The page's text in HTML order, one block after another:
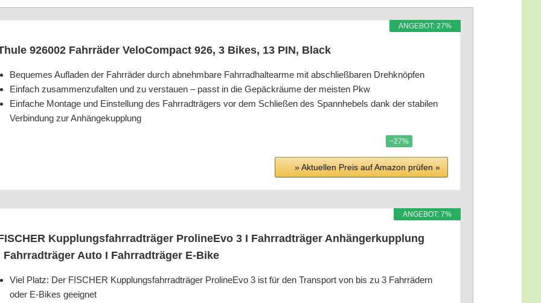
ANGE­BOT: 27%
926002 Fahr­rä­der Velo­Com­pact 926, 3 Bikes, 13 PIN, Black
Beque­mes Auf­la­den der Fahr­rä­der durch abnehm­ba­re Fahr­rad­hal­te­ar­me mit abschließ­ba­ren Drehknöpfen
Ein­fach zusam­men­zu­fal­ten und zu ver­stau­en – passt in die Gepäck­räu­me der meis­ten Pkw
Ein­fa­che Mon­ta­ge und Ein­stel­lung des Fahr­rad­trä­gers vor dem Schlie­ßen des Spann­he­bels dank der sta­bi­len
Ver­bin­dung zur Anhängekupplung
−27%
» Aktu­el­len Preis auf Ama­zon prü­fen »
ANGE­BOT: 7%
Kupp­lungs­fahr­rad­trä­ger Pro­li­neE­vo 3 I Fahr­rad­trä­ger Anhän­ger­kupp­lung
Fahr­rad­trä­ger Auto I Fahr­rad­trä­ger E‑Bike
Viel Platz: Der FISCHER Kupp­lungs­fahr­rad­trä­ger Pro­li­neE­vo 3 ist für den Trans­port von bis zu 3 Fahr­rä­dern
oder E‑Bikes geeignet